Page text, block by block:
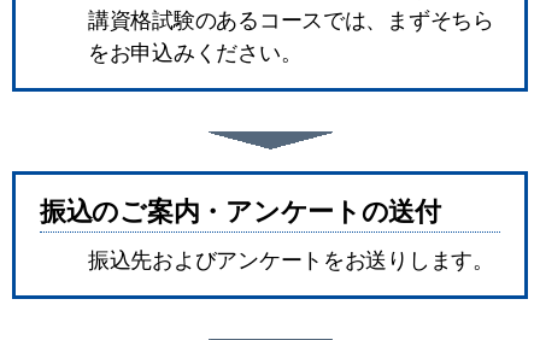
講資格試験のあるコースでは、まずそちら
をお申込みください。
振込のご案内・アンケートの送付
振込先およびアンケートをお送りします。